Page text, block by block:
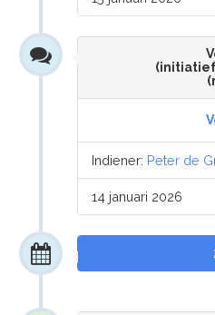
Indiener: Peter de
14 januari 2026